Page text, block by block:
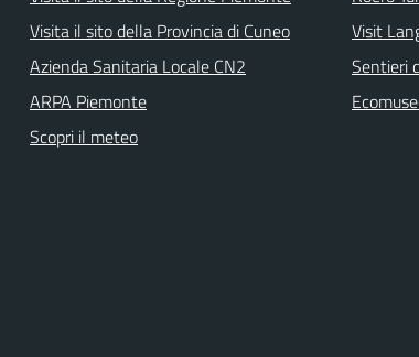
Visita il sito della Provincia di Cuneo
Azienda Sanitaria Locale CN2
ARPA Piemonte
Scopri il meteo
Visit
Sentieri